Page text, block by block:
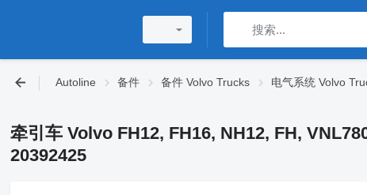
Autoline 备件 备件 Volvo Trucks 电气系统 Volvo
牵引车 Volvo FH12, FH16, NH12, FH,
20392425